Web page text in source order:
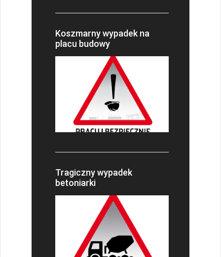
Koszmarny wypadek na
placu budowy
Tragiczny wypadek
betoniarki